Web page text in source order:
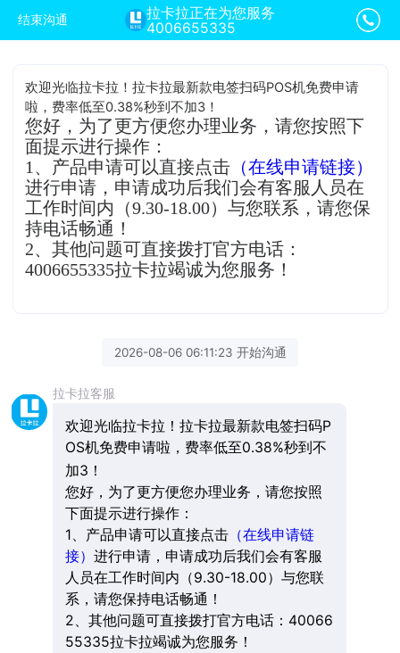
结束沟通
拉卡拉正在为您服务
4006655335
欢迎光临拉卡拉！拉卡拉最新款电签扫码POS机免费申请
啦，费率低至0.38%秒到不加3！
您好，为了更方便您办理业务，请您按照下
面提示进行操作：
1、产品申请可以直接点击 （在线申请链接）
进行申请，申请成功后我们会有客服人员在
工作时间内（9.30-18.00）与您联系，请您保
持电话畅通！
2、其他问题可直接拨打官方电话：
4006655335拉卡拉竭诚为您服务！
2026-08-06 06:11:23 开始沟通
拉卡拉客服
欢迎光临拉卡拉！拉卡拉最新款电签扫码P
OS机免费申请啦，费率低至0.38%秒到不
加3！
您好，为了更方便您办理业务，请您按照
下面提示进行操作：
1、产品申请可以直接点击（在线申请链
接） 进行申请，申请成功后我们会有客服
人员在工作时间内（9.30-18.00）与您联
系，请您保持电话畅通！
2、其他问题可直接拨打官方电话：40066
55335拉卡拉竭诚为您服务！